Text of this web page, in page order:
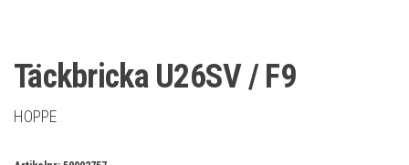
Täckbricka U26SV / F9
HOPPE